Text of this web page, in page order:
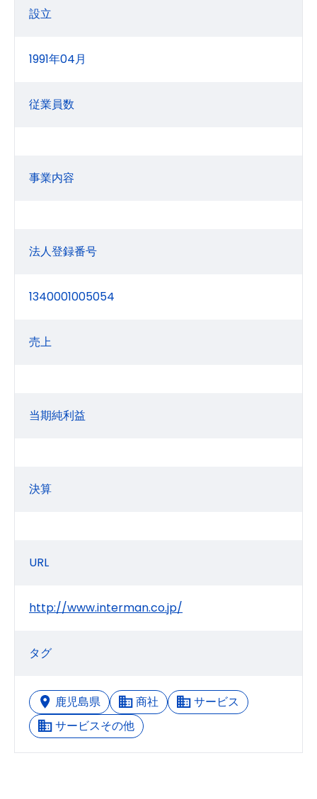
設立
1991年04月
従業員数
事業内容
法人登録番号
1340001005054
売上
当期純利益
決算
URL
http://www.interman.co.jp/
タグ
鹿児島県 商社
サービス
サービスその他